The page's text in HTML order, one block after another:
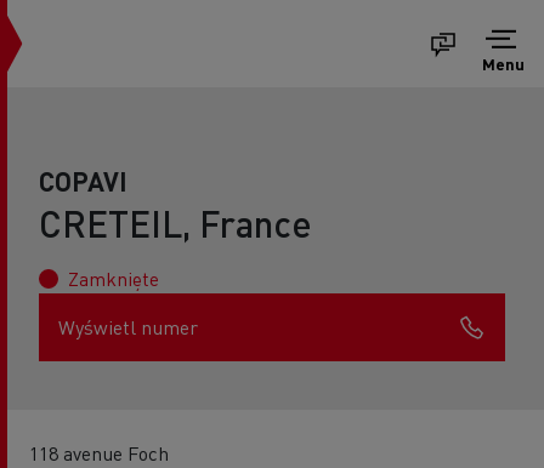
Menu
COPAVI
CRETEIL, France
Zamknięte
Wyświetl numer
118 avenue Foch